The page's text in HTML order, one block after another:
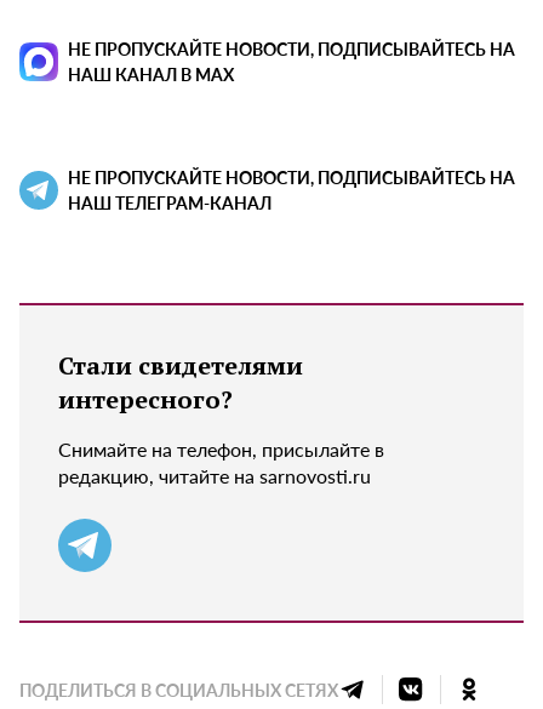
НЕ ПРОПУСКАЙТЕ НОВОСТИ, ПОДПИСЫВАЙТЕСЬ НА
НАШ КАНАЛ В MAX
НЕ ПРОПУСКАЙТЕ НОВОСТИ, ПОДПИСЫВАЙТЕСЬ НА
НАШ ТЕЛЕГРАМ-КАНАЛ
Стали свидетелями
интересного?
Снимайте на телефон, присылайте в
редакцию, читайте на sarnovosti.ru
ПОДЕЛИТЬСЯ В СОЦИАЛЬНЫХ СЕТЯХ